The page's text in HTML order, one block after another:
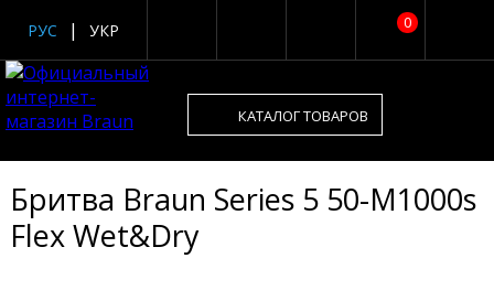
0
РУС УКР
КАТАЛОГ ТОВАРОВ
Бритва Braun Series 5 50-M1000s
Flex Wet&Dry